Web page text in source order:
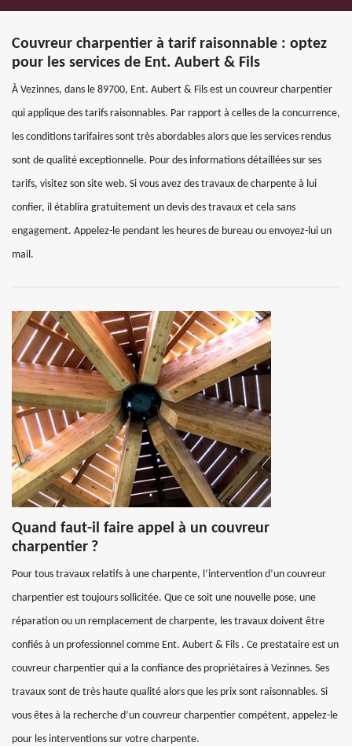
Couvreur charpentier à tarif raisonnable : optez
pour les services de Ent. Aubert & Fils
À Vezinnes, dans le 89700, Ent. Aubert & Fils est un couvreur charpentier
qui applique des tarifs raisonnables. Par rapport à celles de la concurrence,
les conditions tarifaires sont très abordables alors que les services rendus
sont de qualité exceptionnelle. Pour des informations détaillées sur ses
tarifs, visitez son site web. Si vous avez des travaux de charpente à lui
confier, il établira gratuitement un devis des travaux et cela sans
engagement. Appelez-le pendant les heures de bureau ou envoyez-lui un
mail.
Quand faut-il faire appel à un couvreur
charpentier ?
Pour tous travaux relatifs à une charpente, l’intervention d’un couvreur
charpentier est toujours sollicitée. Que ce soit une nouvelle pose, une
réparation ou un remplacement de charpente, les travaux doivent être
confiés à un professionnel comme Ent. Aubert & Fils . Ce prestataire est un
couvreur charpentier qui a la confiance des propriétaires à Vezinnes. Ses
travaux sont de très haute qualité alors que les prix sont raisonnables. Si
vous êtes à la recherche d’un couvreur charpentier compétent, appelez-le
pour les interventions sur votre charpente.